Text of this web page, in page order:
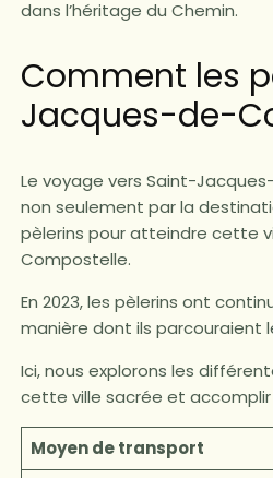
dans l’héritage du Chemin.
Comment les
Jacques-de-
Le voyage vers Saint-
non seulement par la
pèlerins pour atteindre cette
Compostelle.
En 2023, les pèlerins ont
manière dont ils parcouraient
Ici, nous explorons les
cette ville sacrée et accomplir
Moyen de transport